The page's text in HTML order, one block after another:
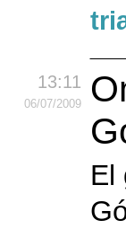
13:11
06/07/2009
El